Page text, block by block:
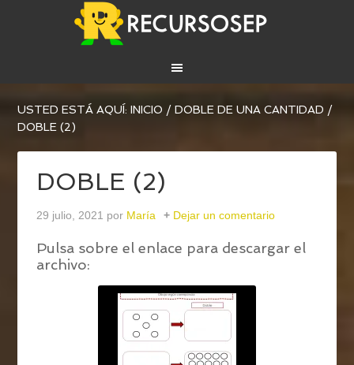
USTED ESTÁ AQUÍ:INICIO / DOBLE DE UNA CANTIDAD /
DOBLE (2)
DOBLE (2)
29 julio, 2021 por María Dejar un comentario
Pulsa sobre el enlace para descargar el
archivo: